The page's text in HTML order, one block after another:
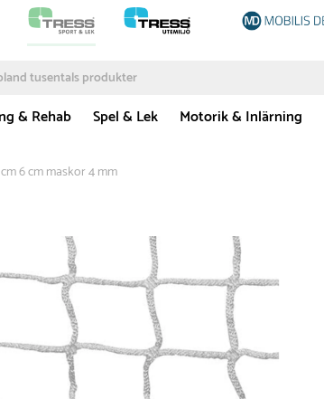
& Rehab Spel & Lek Motorik & Inlärning
6 cm maskor 4 mm